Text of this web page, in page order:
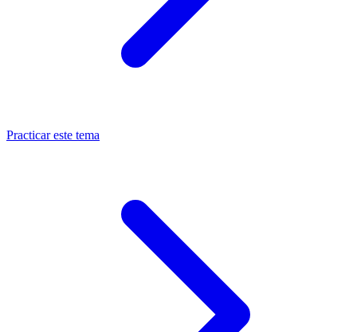
Practicar este tema